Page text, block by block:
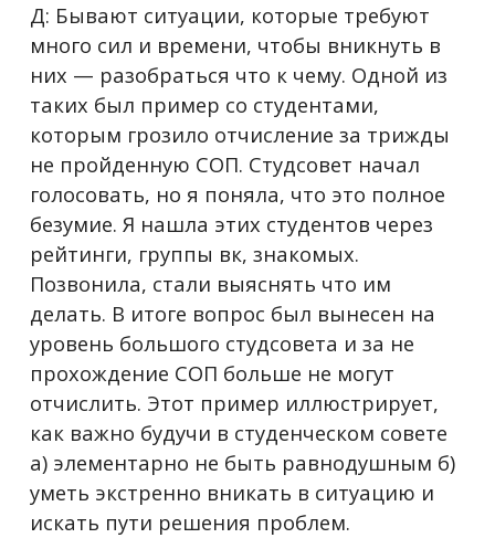
Д: Бывают ситуации, которые требуют
много сил и времени, чтобы вникнуть в
них — разобраться что к чему. Одной из
таких был пример со студентами,
которым грозило отчисление за трижды
не пройденную СОП. Студсовет начал
голосовать, но я поняла, что это полное
безумие. Я нашла этих студентов через
рейтинги, группы вк, знакомых.
Позвонила, стали выяснять что им
делать. В итоге вопрос был вынесен на
уровень большого студсовета и за не
прохождение СОП больше не могут
отчислить. Этот пример иллюстрирует,
как важно будучи в студенческом совете
а) элементарно не быть равнодушным б)
уметь экстренно вникать в ситуацию и
искать пути решения проблем.